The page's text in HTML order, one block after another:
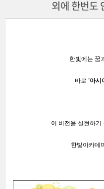
외에 한번도
한빛에는 꿈
바로 '아시
이 비전을 실현하기
한빛아카데